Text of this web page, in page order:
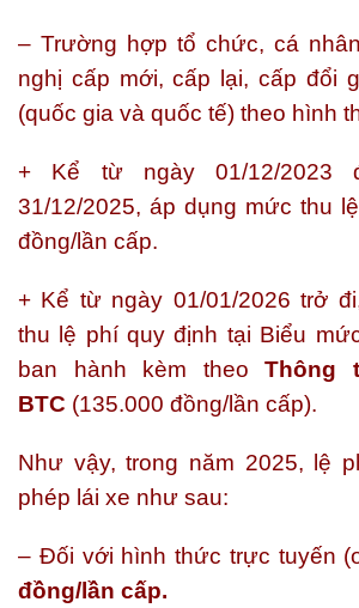
– Trường hợp tổ chức, cá
nghị cấp mới, cấp lại, cấp đổi
(quốc gia và quốc tế) theo hình
+ Kể từ ngày 01/12/2023
31/12/2025, áp dụng mức thu
đồng/lần cấp.
+ Kể từ ngày 01/01/2026 trở
thu lệ phí quy định tại Biểu
ban hành kèm theo Thông
BTC (135.000 đồng/lần cấp).
Như vậy, trong năm 2025, lệ
phép lái xe như sau:
– Đối với hình thức trực tuyến
đồng/lần cấp.